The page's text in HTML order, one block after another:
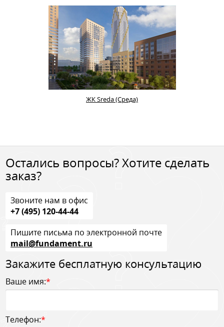
ЖК Sreda (Среда)
Остались вопросы? Хотите сделать
заказ?
Звоните нам в офис
+7 (495) 120-44-44
Пишите письма по электронной почте
mail@fundament.ru
Закажите бесплатную консультацию
Ваше имя:*
Телефон:*